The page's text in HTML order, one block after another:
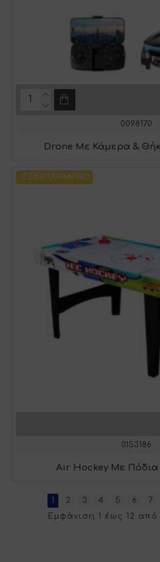
0098170
Drone Με Κάμερα &
ΕΞΑΝΤΛΗΜΈΝΟ
0153186
Air Hockey Με Πόδια
1 2 3 4 5 6 7
Εμφάνιση 1 έως 12 από